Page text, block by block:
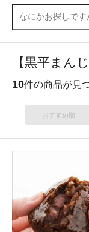
【黒平まん
10件の商品が見
おすすめ順